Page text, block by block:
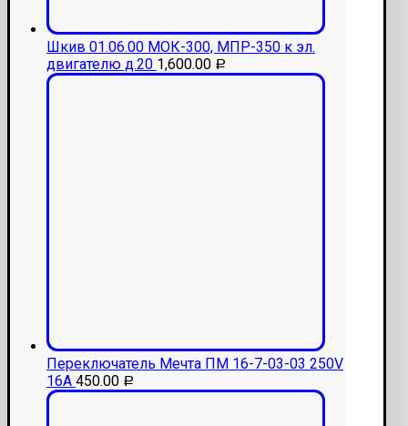
Шкив 01.06.00 МОК-300, МПР-350 к эл.
двигателю д.20 1,600.00 Р
Переключатель Мечта ПМ 16-7-03-03 250V
16A 450.00 Р